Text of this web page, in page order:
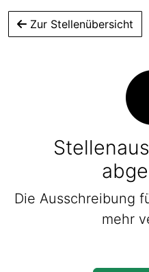
Zur Stellenübersicht
Die Ausschreibung
mehr